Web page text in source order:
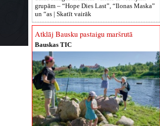
grupām – “Hope Dies Last”, “Ilonas Maska”
un “as | Skatīt vairāk
Atklāj Bausku pastaigu maršrutā
Bauskas TIC